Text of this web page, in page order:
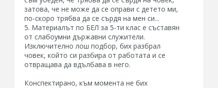
затова, че не може да се оправи с детето ми,
по-скоро трябва да се сърдя на мен си...
5. Материалът по БЕЛ за 5-ти клас е съставян
от слабоумни държавни служители.
Изключително лош подбор, бих разбрал
човек, който си разбира от работата и се
отвращава да вдълбава в него.
Конспектирано, към момента не бих